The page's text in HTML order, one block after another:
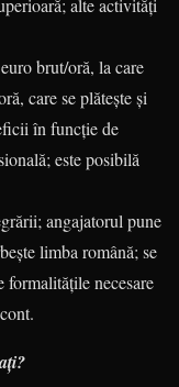
alte activități
brut/oră, la care
care se plătește și
în funcție de
este posibilă
angajatorul pune
limba română; se
formalitățile necesare